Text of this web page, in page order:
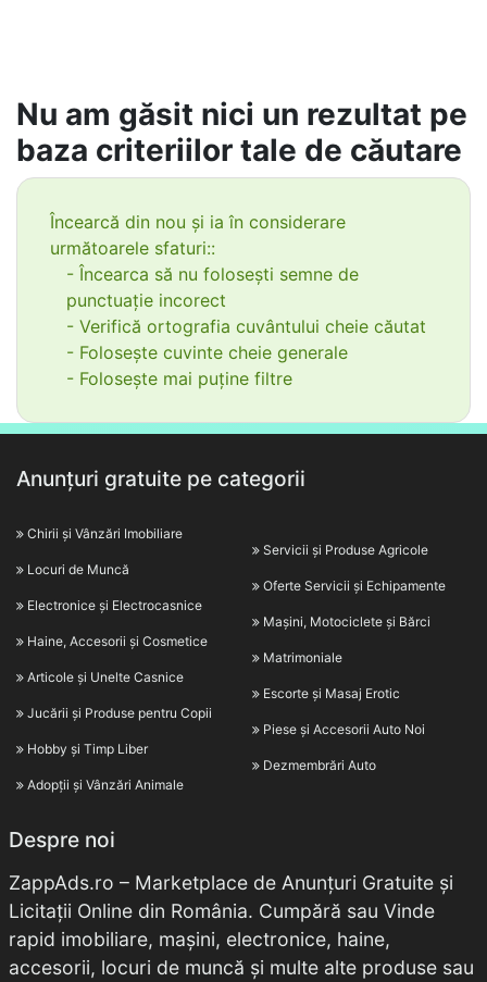
Nu am găsit nici un rezultat pe
baza criteriilor tale de căutare
Încearcă din nou și ia în considerare
următoarele sfaturi::
- Încearca să nu folosești semne de
punctuație incorect
- Verifică ortografia cuvântului cheie căutat
- Folosește cuvinte cheie generale
- Folosește mai puține filtre
Anunțuri gratuite pe categorii
Chirii și Vânzări Imobiliare
Locuri de Muncă
Electronice și Electrocasnice
Haine, Accesorii și Cosmetice
Articole și Unelte Casnice
Jucării și Produse pentru Copii
Hobby și Timp Liber
Adopții și Vânzări Animale
Servicii și Produse Agricole
Oferte Servicii și Echipamente
Mașini, Motociclete și Bărci
Matrimoniale
Escorte și Masaj Erotic
Piese și Accesorii Auto Noi
Dezmembrări Auto
Despre noi
ZappAds.ro – Marketplace de Anunțuri Gratuite și
Licitații Online din România. Cumpără sau Vinde
rapid imobiliare, mașini, electronice, haine,
accesorii, locuri de muncă și multe alte produse sau